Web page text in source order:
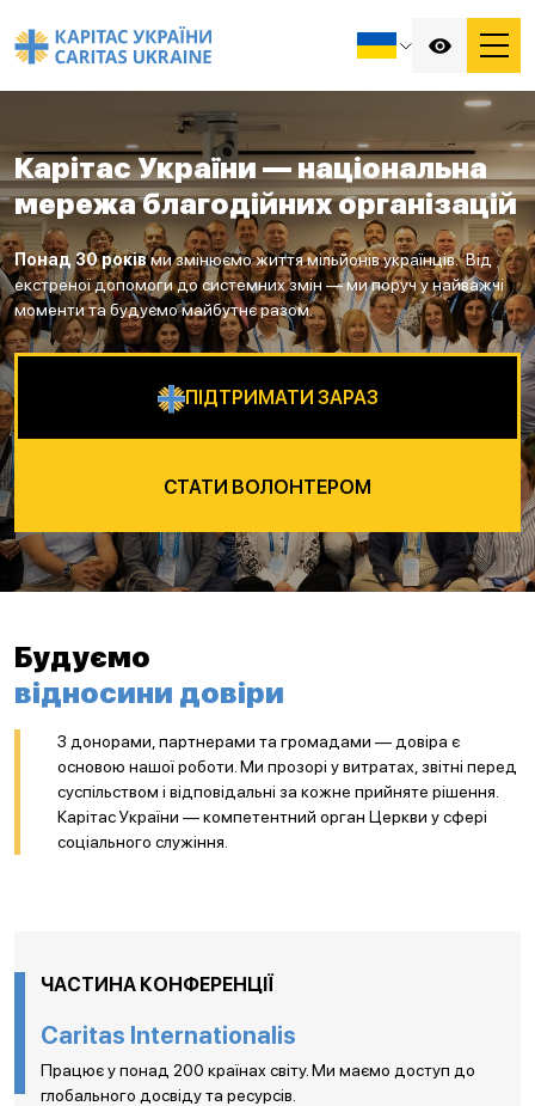
Карітас України — національна
мережа благодійних організацій
Понад 30 роківми змінюємо життя мільйонів українців. Від
екстреної допомоги до системних змін — ми поруч у найважчі
моменти та будуємо майбутнє разом.
ПІДТРИМАТИ ЗАРАЗ
СТАТИ ВОЛОНТЕРОМ
Будуємо
відносини довіри
З донорами, партнерами та громадами — довіра є
основою нашої роботи. Ми прозорі у витратах, звітні перед
суспільством і відповідальні за кожне прийняте рішення.
Карітас України — компетентний орган Церкви у сфері
соціального служіння.
ЧАСТИНА КОНФЕРЕНЦІЇ
Caritas Internationalis
Працює у понад 200 країнах світу. Ми маємо доступ до
глобального досвіду та ресурсів.